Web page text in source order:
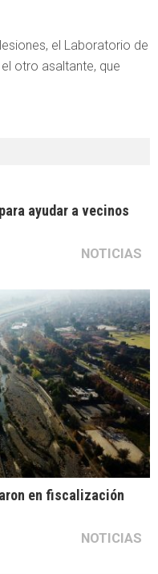
el Laboratorio de
otro asaltante, que
ayudar a vecinos
NOTICIAS
en fiscalización
NOTICIAS